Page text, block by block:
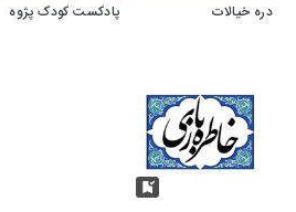
دره خیالات پادکست کودک پژوه